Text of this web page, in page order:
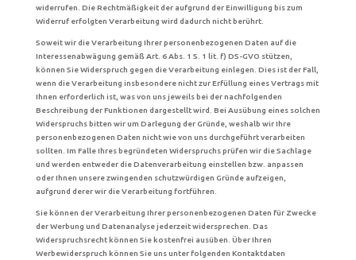
widerrufen. Die Rechtmäßigkeit der aufgrund der Einwilligung bis zum
Widerruf erfolgten Verarbeitung wird dadurch nicht berührt.
Soweit wir die Verarbeitung Ihrer personenbezogenen Daten auf die
Interessenabwägung gemäß Art. 6 Abs. 1 S. 1 lit. f) DS-GVO stützen,
können Sie Widerspruch gegen die Verarbeitung einlegen. Dies ist der Fall,
wenn die Verarbeitung insbesondere nicht zur Erfüllung eines Vertrags mit
Ihnen erforderlich ist, was von uns jeweils bei der nachfolgenden
Beschreibung der Funktionen dargestellt wird. Bei Ausübung eines solchen
Widerspruchs bitten wir um Darlegung der Gründe, weshalb wir Ihre
personenbezogenen Daten nicht wie von uns durchgeführt verarbeiten
sollten. Im Falle Ihres begründeten Widerspruchs prüfen wir die Sachlage
und werden entweder die Datenverarbeitung einstellen bzw. anpassen
oder Ihnen unsere zwingenden schutzwürdigen Gründe aufzeigen,
aufgrund derer wir die Verarbeitung fortführen.
Sie können der Verarbeitung Ihrer personenbezogenen Daten für Zwecke
der Werbung und Datenanalyse jederzeit widersprechen. Das
Widerspruchsrecht können Sie kostenfrei ausüben. Über Ihren
Werbewiderspruch können Sie uns unter folgenden Kontaktdaten